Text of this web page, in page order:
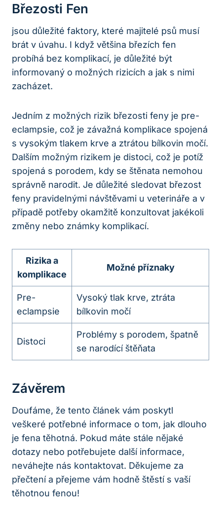
Březosti Fen
jsou důležité faktory, které majitelé psů musí
brát v úvahu. I když většina březích fen
probíhá bez komplikací, je důležité být
informovaný o možných rizicích a jak s nimi
zacházet.
Jedním z možných rizik březosti feny je pre-
eclampsie, což je závažná komplikace spojená
s vysokým tlakem krve a ztrátou bílkovin močí.
Dalším možným rizikem je distoci, což je potíž
spojená s porodem, kdy se štěnata nemohou
správně narodit. Je důležité sledovat březost
feny pravidelnými návštěvami u veterináře a v
případě potřeby okamžitě konzultovat jakékoli
změny nebo známky komplikací.
Rizika a
komplikace
Možné příznaky
Pre-
eclampsie
Vysoký tlak krve, ztráta
bílkovin močí
Distoci
Problémy s porodem, špatně
se narodící štěňata
Závěrem
Doufáme, že tento článek vám poskytl
veškeré potřebné informace o tom, jak dlouho
je fena těhotná. Pokud máte stále nějaké
dotazy nebo potřebujete další informace,
neváhejte nás kontaktovat. Děkujeme za
přečtení a přejeme vám hodně štěstí s vaší
těhotnou fenou!